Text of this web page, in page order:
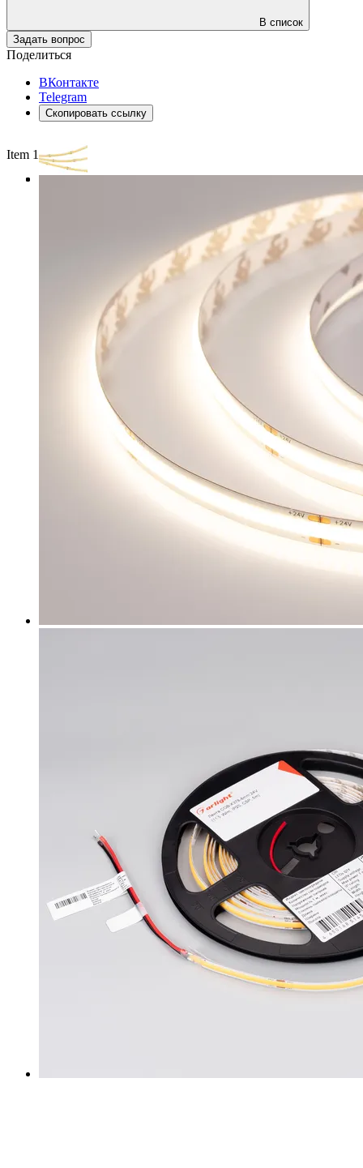
В список
Задать вопрос
Поделиться
ВКонтакте
Telegram
Скопировать ссылку
Item 1 of 3